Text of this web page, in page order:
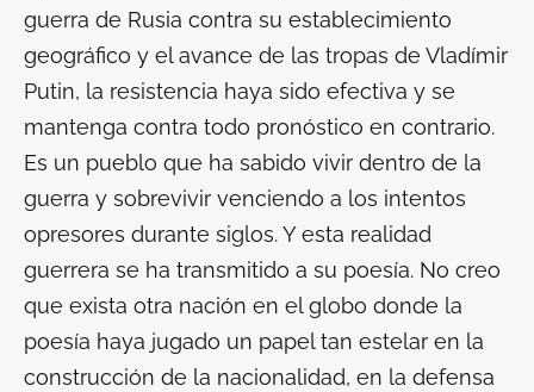
guerra de Rusia contra su establecimiento
geográfico y el avance de las tropas de Vladímir
Putin, la resistencia haya sido efectiva y se
mantenga contra todo pronóstico en contrario.
Es un pueblo que ha sabido vivir dentro de la
guerra y sobrevivir venciendo a los intentos
opresores durante siglos. Y esta realidad
guerrera se ha transmitido a su poesía. No creo
que exista otra nación en el globo donde la
poesía haya jugado un papel tan estelar en la
construcción de la nacionalidad, en la defensa